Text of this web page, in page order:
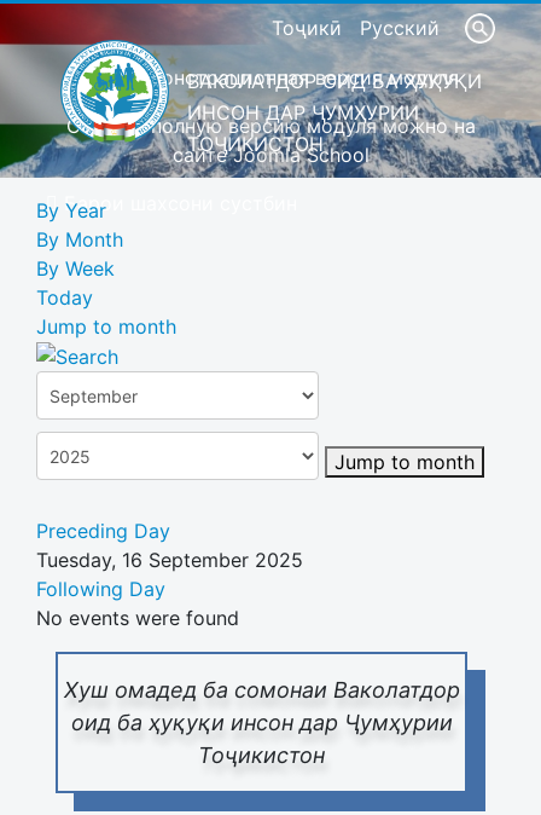
Тоҷикӣ Русский
Это демонстрационная версия модуля
Скачать полную версию модуля можно на
сайте Joomla School
Барои шахсони сустбин
ВАКОЛАТДОР ОИД БА ҲУҚУҚИ
ИНСОН ДАР ҶУМҲУРИИ
ТОҶИКИСТОН
Хуш омадед ба сомонаи Ваколатдор
оид ба ҳуқуқи инсон дар Ҷумҳурии
Тоҷикистон
By Year
By Month
By Week
Today
Jump to month
Jump to month
Preceding Day
Tuesday, 16 September 2025
Following Day
No events were found